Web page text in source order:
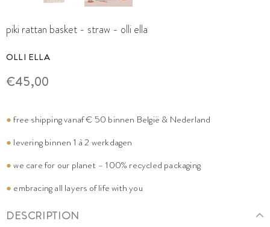
piki rattan basket - straw - olli ella
OLLI ELLA
€45,00
●free shipping vanaf € 50 binnen België & Nederland
● levering binnen 1 à 2 werkdagen
●we care for our planet – 100% recycled packaging
● embracing all layers of life with you
DESCRIPTION